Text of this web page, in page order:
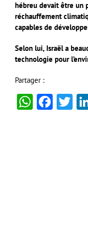
hébreu devait être un
réchauffement
capables de
Selon lui, Israël a
technologie pour
Partager :